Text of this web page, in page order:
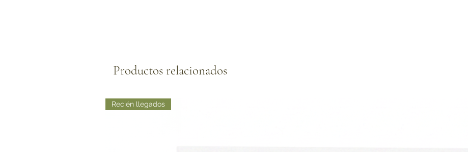
Productos relacionados
Recién llegados